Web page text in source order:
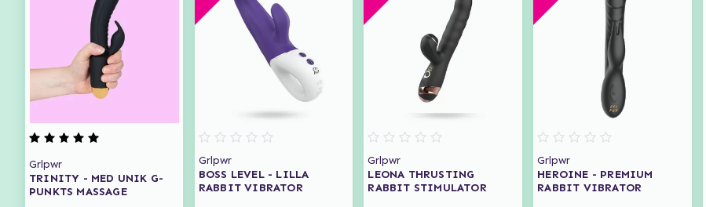
Grlpwr
TRINITY - MED UNIK G-
PUNKTS MASSAGE
Grlpwr
BOSS LEVEL - LILLA
RABBIT VIBRATOR
Grlpwr
LEONA THRUSTING
RABBIT STIMULATOR
Grlpwr
HEROINE - PREMIUM
RABBIT VIBRATOR